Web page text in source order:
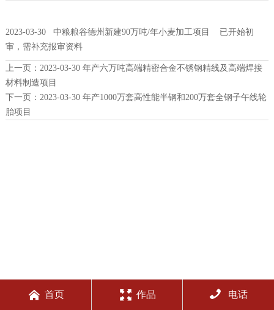
2023-03-30 中粮粮谷德州新建90万吨/年小麦加工项目 已开始初
审，需补充报审资料
上一页： 2023-03-30 年产六万吨高端精密合金不锈钢精线及高端焊接
材料制造项目
下一页： 2023-03-30 年产1000万套高性能半钢和200万套全钢子午线轮
胎项目
 首页  作品  电话